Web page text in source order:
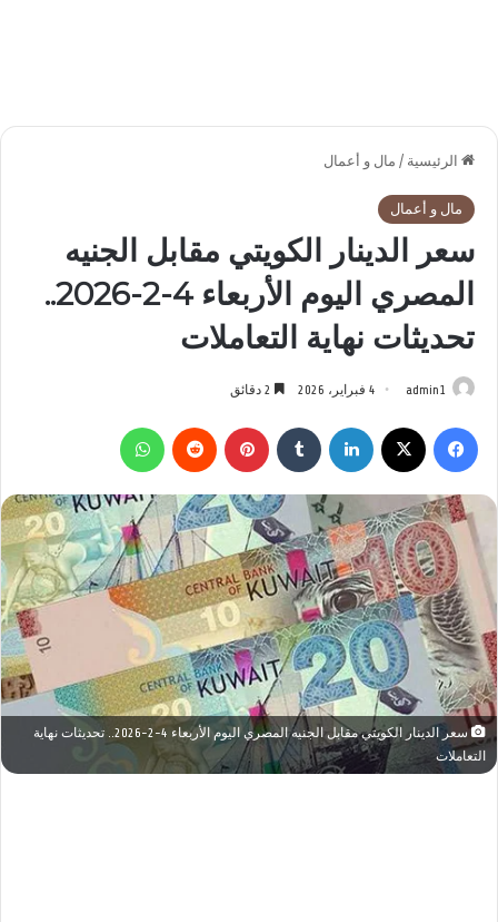
الرئيسية / مال و أعمال
مال و أعمال
سعر الدينار الكويتي مقابل الجنيه
المصري اليوم الأربعاء 4-2-2026..
تحديثات نهاية التعاملات
admin1 4 فبراير، 2026
فيسبوك لينكدإن بينتيريست
سعر الدينار الكويتي مقابل الجنيه المصري اليوم الأربعاء 4-2-2026.. تحديثات نهاية
التعاملات